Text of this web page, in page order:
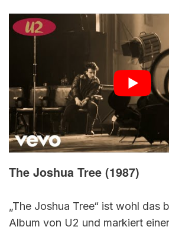
The Joshua Tree (1987)
„The Joshua Tree“ ist wohl das
Album von U2 und markiert